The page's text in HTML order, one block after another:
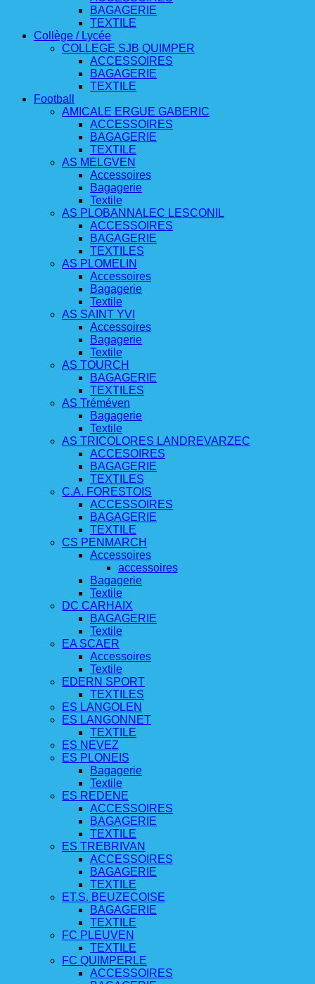
BAGAGERIE
TEXTILE
Collège / Lycée
COLLEGE SJB QUIMPER
ACCESSOIRES
BAGAGERIE
TEXTILE
Football
AMICALE ERGUE GABERIC
ACCESSOIRES
BAGAGERIE
TEXTILE
AS MELGVEN
Accessoires
Bagagerie
Textile
AS PLOBANNALEC LESCONIL
ACCESSOIRES
BAGAGERIE
TEXTILES
AS PLOMELIN
Accessoires
Bagagerie
Textile
AS SAINT YVI
Accessoires
Bagagerie
Textile
AS TOURCH
BAGAGERIE
TEXTILES
AS Tréméven
Bagagerie
Textile
AS TRICOLORES LANDREVARZEC
ACCESOIRES
BAGAGERIE
TEXTILES
C.A. FORESTOIS
ACCESSOIRES
BAGAGERIE
TEXTILE
CS PENMARCH
Accessoires
accessoires
Bagagerie
Textile
DC CARHAIX
BAGAGERIE
Textile
EA SCAER
Accessoires
Textile
EDERN SPORT
TEXTILES
ES LANGOLEN
ES LANGONNET
TEXTILE
ES NEVEZ
ES PLONEIS
Bagagerie
Textile
ES REDENE
ACCESSOIRES
BAGAGERIE
TEXTILE
ES TREBRIVAN
ACCESSOIRES
BAGAGERIE
TEXTILE
ET.S. BEUZECOISE
BAGAGERIE
TEXTILE
FC PLEUVEN
TEXTILE
FC QUIMPERLE
ACCESSOIRES